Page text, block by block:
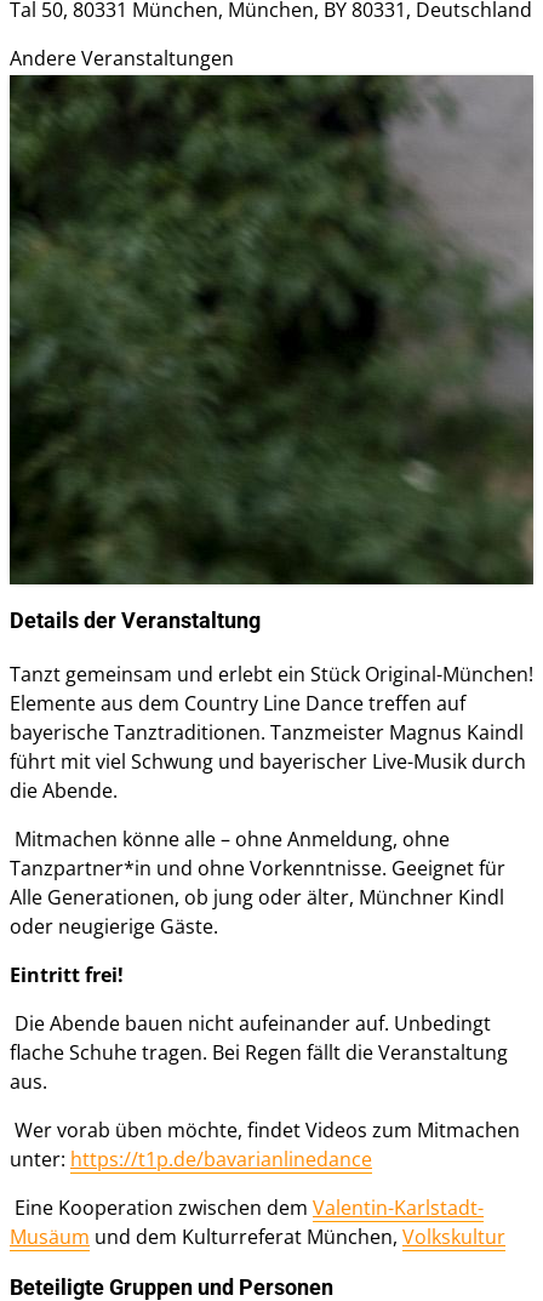
Tal 50, 80331 München, München, BY 80331, Deutschland
Andere Veranstaltungen
Details der Veranstaltung
Tanzt gemeinsam und erlebt ein Stück Original-München!
Elemente aus dem Country Line Dance treffen auf
bayerische Tanztraditionen. Tanzmeister Magnus Kaindl
führt mit viel Schwung und bayerischer Live-Musik durch
die Abende.
Mitmachen könne alle – ohne Anmeldung, ohne
Tanzpartner*in und ohne Vorkenntnisse. Geeignet für
Alle Generationen, ob jung oder älter, Münchner Kindl
oder neugierige Gäste.
Eintritt frei!
Die Abende bauen nicht aufeinander auf. Unbedingt
flache Schuhe tragen. Bei Regen fällt die Veranstaltung
aus.
Wer vorab üben möchte, findet Videos zum Mitmachen
unter: https://t1p.de/bavarianlinedance
Eine Kooperation zwischen dem Valentin-Karlstadt-
Musäum und dem Kulturreferat München, Volkskultur
Beteiligte Gruppen und Personen